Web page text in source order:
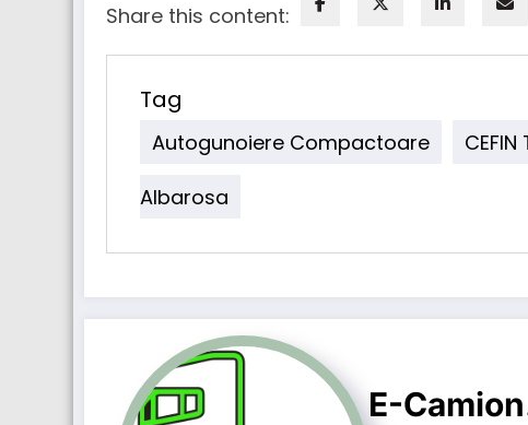
Share this content:
Tag
Autogunoiere Compactoare CEFIN
Albarosa
E-